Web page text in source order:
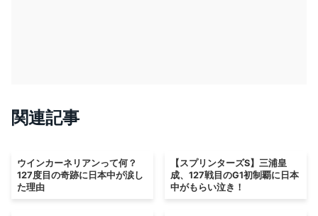
関連記事
ウインカーネリアンって何？
127度目の奇跡に日本中が涙し
た理由
【スプリンターズS】三浦皇
成、127戦目のG1初制覇に日本
中がもらい泣き！